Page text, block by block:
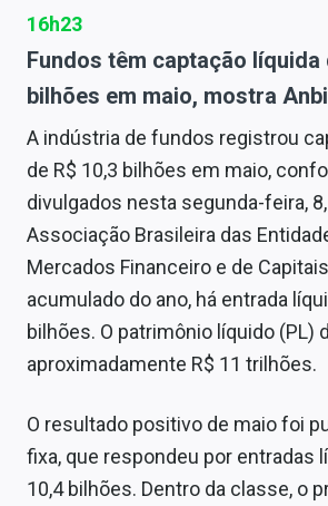
16h23
Fundos têm captação líquida
bilhões em maio, mostra
A indústria de fundos registrou
de R$ 10,3 bilhões em maio,
divulgados nesta segunda-feira,
Associação Brasileira das
Mercados Financeiro e de
acumulado do ano, há entrada
bilhões. O patrimônio líquido (PL)
aproximadamente R$ 11 trilhões.
O resultado positivo de maio foi
fixa, que respondeu por entradas
10,4 bilhões. Dentro da classe, o